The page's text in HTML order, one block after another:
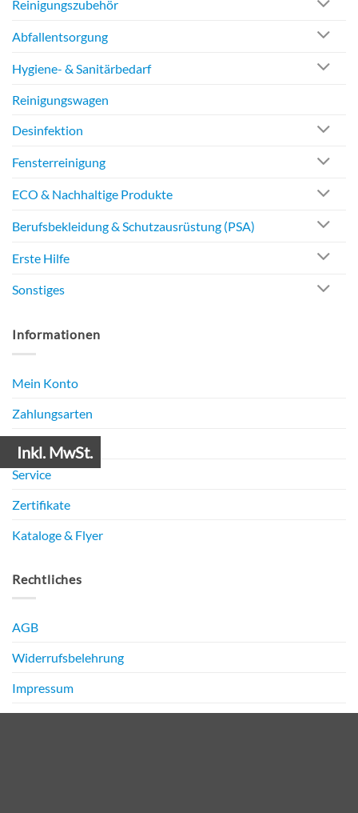
Inkl. MwSt.
Reinigungszubehör
Abfallentsorgung
Hygiene- & Sanitärbedarf
Reinigungswagen
Desinfektion
Fensterreinigung
ECO & Nachhaltige Produkte
Berufsbekleidung & Schutzausrüstung (PSA)
Erste Hilfe
Sonstiges
Informationen
Mein Konto
Zahlungsarten
Versandarten
Service
Zertifikate
Kataloge & Flyer
Rechtliches
AGB
Widerrufsbelehrung
Impressum